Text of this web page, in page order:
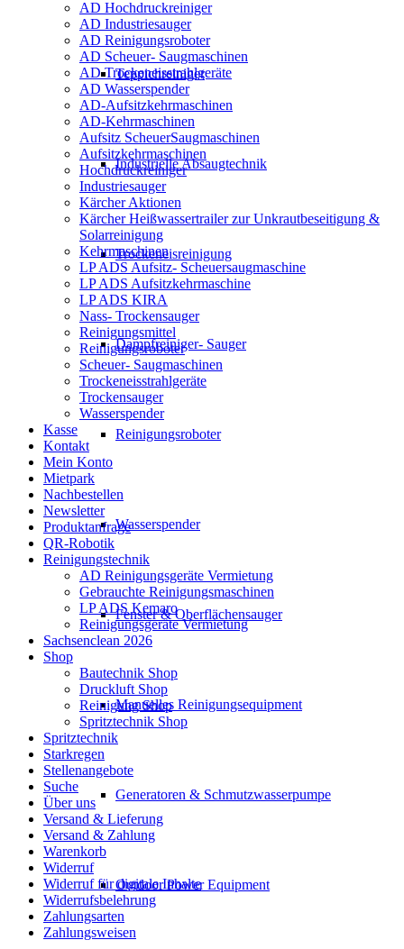
Teppichreiniger
Industrielle Absaugtechnik
Trockeneisreinigung
Dampfreiniger- Sauger
Reinigungsroboter
Wasserspender
Fenster & Oberflächensauger
Manuelles Reinigungsequipment
Generatoren & Schmutzwasserpumpe
Outdoor Power Equipment
AD Hochdruckreiniger
AD Industriesauger
AD Reinigungsroboter
AD Scheuer- Saugmaschinen
AD Trockeneisstrahlgeräte
AD Wasserspender
AD-Aufsitzkehrmaschinen
AD-Kehrmaschinen
Aufsitz ScheuerSaugmaschinen
Aufsitzkehrmaschinen
Hochdruckreiniger
Industriesauger
Kärcher Aktionen
Kärcher Heißwassertrailer zur Unkrautbeseitigung &
Solarreinigung
Kehrmaschinen
LP ADS Aufsitz- Scheuersaugmaschine
LP ADS Aufsitzkehrmaschine
LP ADS KIRA
Nass- Trockensauger
Reinigungsmittel
Reinigungsroboter
Scheuer- Saugmaschinen
Trockeneisstrahlgeräte
Trockensauger
Wasserspender
Kasse
Kontakt
Mein Konto
Mietpark
Nachbestellen
Newsletter
Produktanfrage
QR-Robotik
Reinigungstechnik
AD Reinigungsgeräte Vermietung
Gebrauchte Reinigungsmaschinen
LP ADS Kemaro
Reinigungsgeräte Vermietung
Sachsenclean 2026
Shop
Bautechnik Shop
Druckluft Shop
Reinigung Shop
Spritztechnik Shop
Spritztechnik
Starkregen
Stellenangebote
Suche
Über uns
Versand & Lieferung
Versand & Zahlung
Warenkorb
Widerruf
Widerruf für digitale Inhalte
Widerrufsbelehrung
Zahlungsarten
Zahlungsweisen